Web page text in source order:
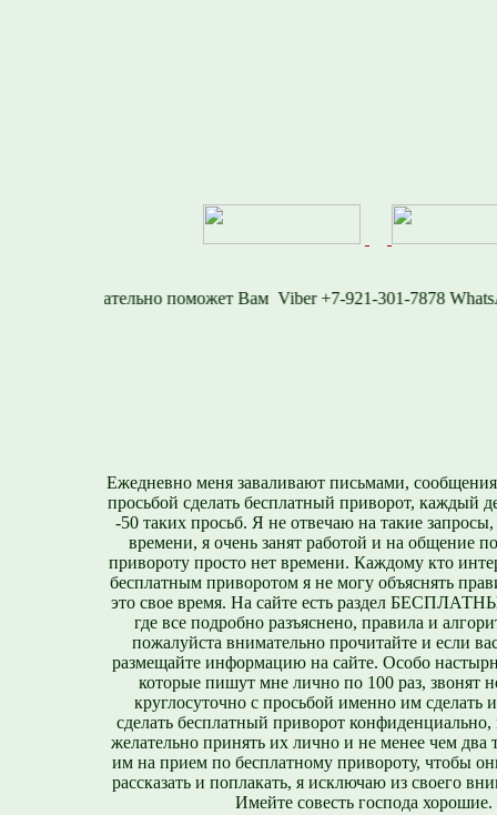
Viber +7-921-301-7878
Ежедневно меня заваливают письмами,
просьбой сделать бесплатный приворот, каждый
-50 таких просьб. Я не отвечаю на такие
времени, я очень занят работой и на общение
привороту просто нет времени. Каждому кто
бесплатным приворотом я не могу объяснять
это свое время. На сайте есть раздел
где все подробно разъяснено, правила и
пожалуйста внимательно прочитайте и если
размещайте информацию на сайте. Особо
которые пишут мне лично по 100 раз, звонят
круглосуточно с просьбой именно им сделать
сделать бесплатный приворот конфиденциально,
желательно принять их лично и не менее чем два
им на прием по бесплатному привороту, чтобы
рассказать и поплакать, я исключаю из своего
Имейте совесть господа хорошие.